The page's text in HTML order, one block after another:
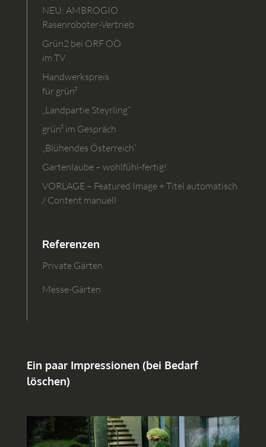
NEU: AMBROGIO
Rasenroboter-Vertrieb
Grün2 bei ORF OÖ
im TV
Handwerkspreis
für grün²
„Landpartie Steyrling“
grün² im Gespräch
„Blühendes Österreich“
Gartenlaube – wohlfühl-fertig!
VORLAGE – Featured Image + Titel automatisch
/ Content manuell
Referenzen
Private Gärten
Messe-Gärten
Ein paar Impressionen (bei Bedarf
löschen)